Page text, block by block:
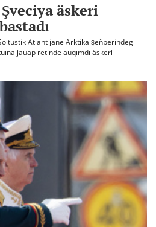
äskeri
Atlant jäne Arktika şeñberindegi
jauap retinde auqımdı äskeri